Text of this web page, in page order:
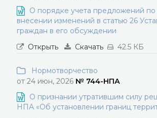
О порядке учета предложений
внесении изменений в статью 26
граждан в его обсуждении
Открыть
Скачать 42.5 КБ
Нормотворчество
от 24 июн, 2026 № 744-НПА
О признании утратившим силу
НПА «Об установлении границ